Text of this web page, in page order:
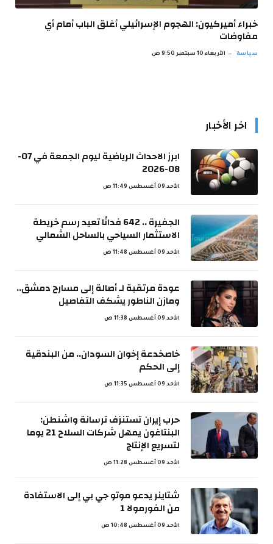
خبراء أميركيون: الهجوم الإسرائيلي أغلق الباب أمام أي
مفاوضات
سياسة الأربعاء 10 سبتمبر 9:50 ص
اخر الأخبار
ابرز الاحداث الرياضية ليوم الجمعة في 07-
08-2026
الأحد 09 أغسطس 11:49 ص
الجفيرة .. 642 فدانًا تعيد رسم خريطة
الاستثمار السياحي بالساحل الشمالي
الأحد 09 أغسطس 11:48 ص
عودة مرتقبة لـ أصالة إلى مسارح دمشق..
ومازن الناطور يشكف التفاصيل
الأحد 09 أغسطس 11:38 ص
خاصخدعة إخوان السودان.. من البندقية
إلى الحكم
الأحد 09 أغسطس 11:35 ص
حرب إيران تستنزف ترسانة واشنطن:
البنتاغون يمهل شركات السلاح 21 يوما
لتسريع الإنتاج
الأحد 09 أغسطس 11:28 ص
شتاينر يدعو موتو جي بي إلى الاستفادة
من الفورمولا 1
الأحد 09 أغسطس 10:48 ص